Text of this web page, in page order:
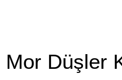
Mor Düşler